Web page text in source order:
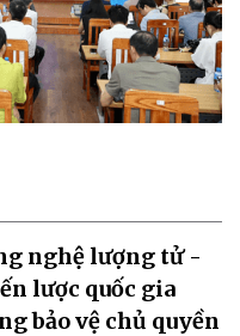
nghệ lượng tử -
lược quốc gia
bảo vệ chủ quyền